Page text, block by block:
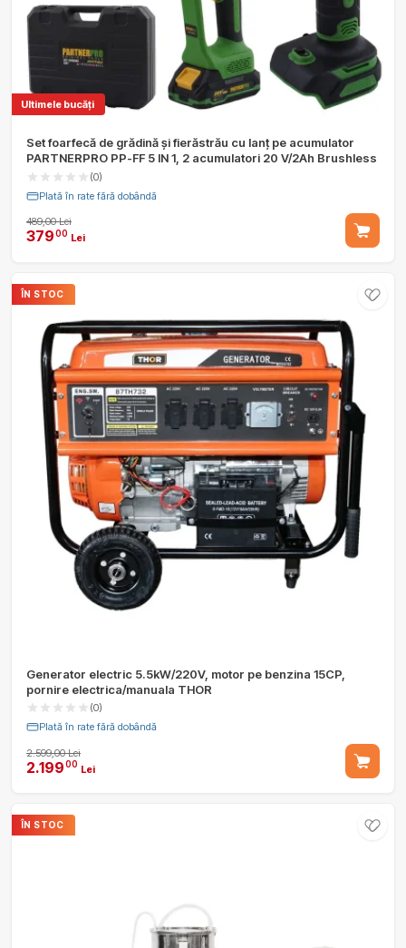
Ultimele bucăți
Set foarfecă de grădină și fierăstrău cu lanț pe acumulator
PARTNERPRO PP-FF 5 IN 1, 2 acumulatori 20 V/2Ah Brushless
(0)
Plată în rate fără dobândă
489,00 Lei
37900 Lei
ÎN STOC
Generator electric 5.5kW/220V, motor pe benzina 15CP,
pornire electrica/manuala THOR
(0)
Plată în rate fără dobândă
2.599,00 Lei
2.19900 Lei
ÎN STOC